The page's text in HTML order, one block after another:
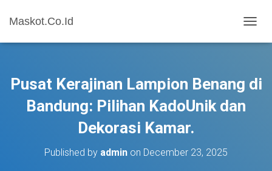
Maskot.Co.Id
O
E
Pusat Kerajinan Lampion Benang di
Bandung: Pilihan KadoUnik dan
Dekorasi Kamar.
Published by admin on December 23, 2025